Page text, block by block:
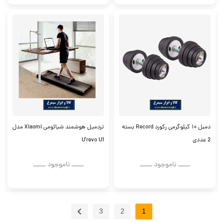
دمبل ۱۰ کیلوگرمی رکورد Record بسته
2 عددی
ــــــ ناموجود ــــــ
تردمیل هوشمند شیائومی Xiaomi مدل
U'revo U1
ــــــ ناموجود ــــــ
1
2
3